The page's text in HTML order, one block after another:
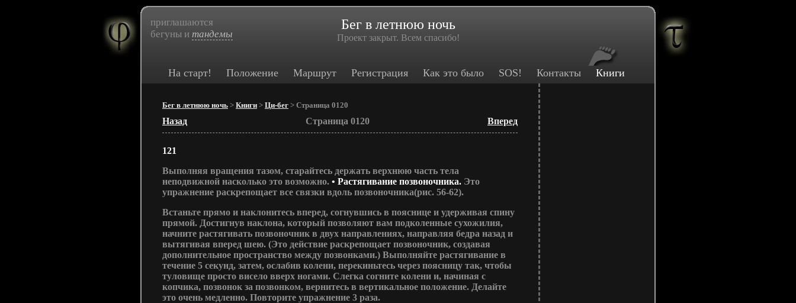
приглашаются
бегуны и тандемы
Бег в летнюю ночь
Проект закрыт. Всем спасибо!
На старт! Положение Маршрут Регистрация Как это было SOS! Контакты Книги
Бег в летнюю ночь > Книги > Ци-бег > Страница 0120
Назад Страница 0120 Вперед
121
Выполняя вращения тазом, старайтесь держать верхнюю часть тела
неподвижной насколько это возможно. • Растягивание позвоночника. Это
упражнение раскрепощает все связки вдоль позвоночника(рис. 56-62).
Встаньте прямо и наклонитесь вперед, согнувшись в пояснице и удерживая спину
прямой. Достигнув наклона, который позволяют вам подколенные сухожилия,
начните растягивать позвоночник в двух направлениях, направляя бедра назад и
вытягивая вперед шею. (Это действие раскрепощает позвоночник, создавая
дополнительное пространство между позвонками.) Выполняйте растягивание в
течение 5 секунд, затем, ослабив колени, перекиньтесь через поясницу так, чтобы
туловище просто висело вверх ногами. Слегка согните колени и, начиная с
копчика, позвонок за позвонком, вернитесь в вертикальное положение. Делайте
это очень медленно. Повторите упражнение 3 раза.